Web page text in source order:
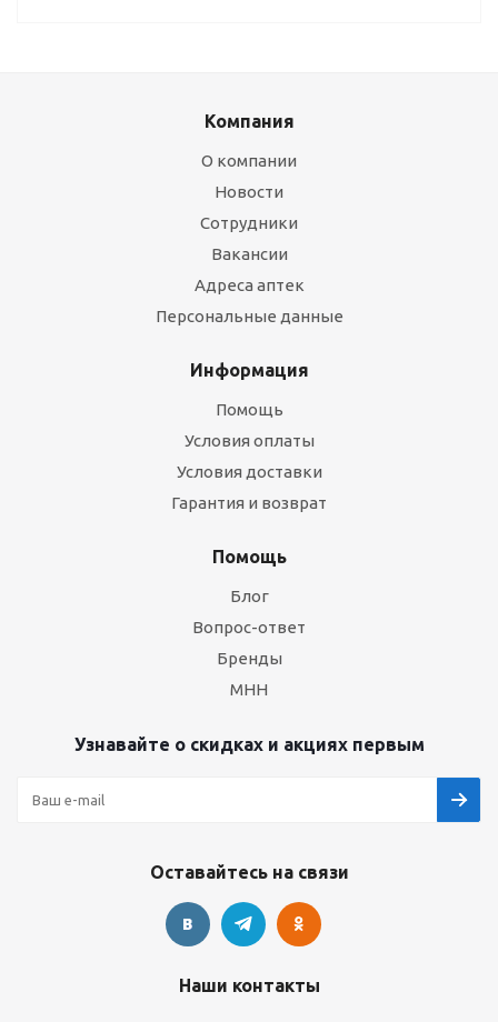
Компания
О компании
Новости
Сотрудники
Вакансии
Адреса аптек
Персональные данные
Информация
Помощь
Условия оплаты
Условия доставки
Гарантия и возврат
Помощь
Блог
Вопрос-ответ
Бренды
МНН
Узнавайте о скидках и акциях первым
Оставайтесь на связи
Наши контакты